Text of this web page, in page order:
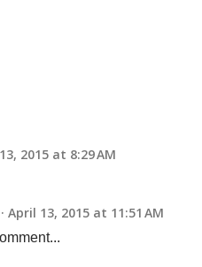
2015 at 8:29 AM
April 13, 2015 at 11:51 AM